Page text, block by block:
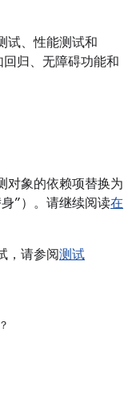
试、性能测试和
归、无障碍功能和
对象的依赖项替换为
”）。请继续阅读在
，请参阅测试